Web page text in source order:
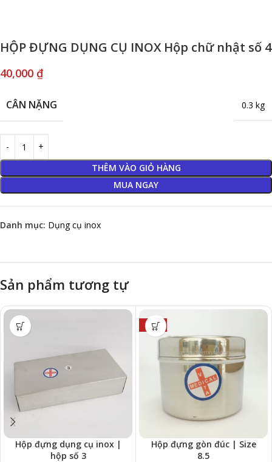
HỘP ĐỰNG DỤNG CỤ INOX Hộp chữ nhật số 4
40,000 ₫
CÂN NẶNG 0.3 kg
THÊM VÀO GIỎ HÀNG
MUA NGAY
Danh mục: Dụng cụ inox
Sản phẩm tương tự
Hộp đựng dụng cụ inox |
hộp số 3
-27%
Hộp đựng gòn đúc | Size
8.5